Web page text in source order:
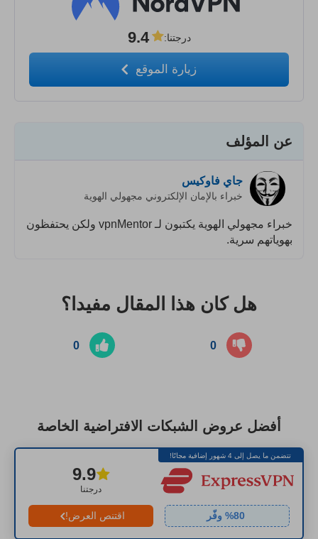
درجتنا:
9.4
زيارة الموقع
عن المؤلف
جاي فاوكيس
خبراء بالإمان الإلكتروني مجهولي الهوية
خبراء مجهولي الهوية يكتبون لـ vpnMentor ولكن يحتفظون
بهوياتهم سرية.
هل كان هذا المقال مفيدا؟
0 0
أفضل عروض الشبكات الافتراضية الخاصة
تتضمن ما يصل إلى 4 شهور إضافية مجانًا!
درجتنا
9.9
80% وفّر اقتنص العرض!